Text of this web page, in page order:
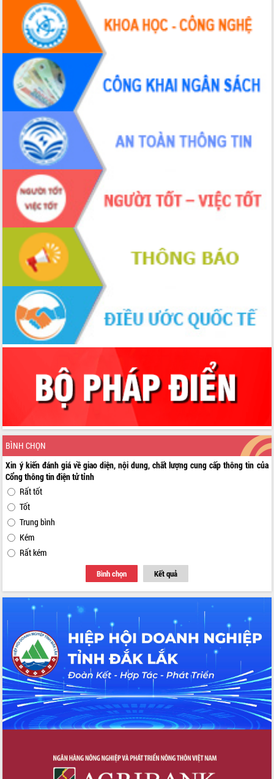
BÌNH CHỌN
Xin ý kiến đánh giá về giao diện, nội dung, chất lượng cung cấp thông tin của
Cổng thông tin điện tử tỉnh
Rất tốt
Tốt
Trung bình
Kém
Rất kém
Bình chọn Kết quả